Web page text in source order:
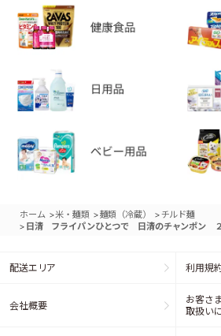
ホーム >米・麺類 >麺類（冷蔵） >チルド麺
> 日清 フライパンひとつで 日清のチャンポン
配送エリア 利用規
会社概要
お客さ
取扱い